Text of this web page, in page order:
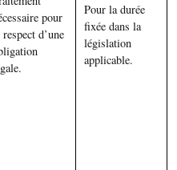
pour
d’une
Pour la durée
fixée dans la
législation
applicable.